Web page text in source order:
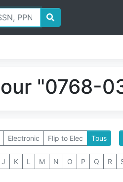
"0768-
Electronic Flip to Elec Tous
J K L M N O P Q R